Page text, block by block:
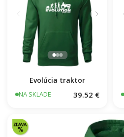
NA SKLADE 39.52 €